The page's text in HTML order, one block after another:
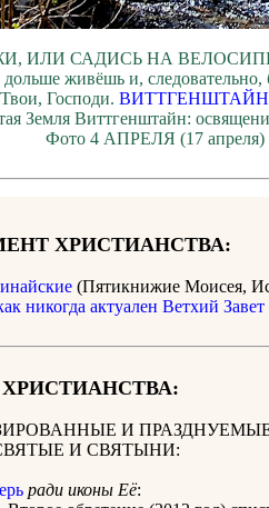
ИЛИ САДИСЬ НА
живёшь и,
Господи. ВИТТГЕНШТАЙН
Земля Виттгенштайн:
Фото 4 АПРЕЛЯ (17 апреля)
ХРИСТИАНСТВА:
(Пятикнижие Моисея,
никогда актуален Ветхий Завет
И
И СВЯТЫНИ:
ради иконы Её: